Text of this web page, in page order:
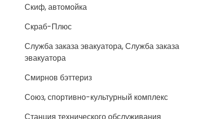
Скиф, автомойка
Скраб-Плюс
Служба заказа эвакуатора, Служба заказа
эвакуатора
Смирнов бэттериз
Союз, спортивно-культурный комплекс